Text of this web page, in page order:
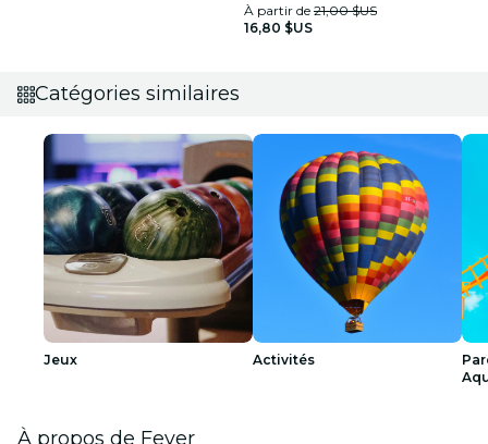
À partir de 21,00 $US
16,80 $US
Catégories similaires
Jeux Activités
À propos de Fever